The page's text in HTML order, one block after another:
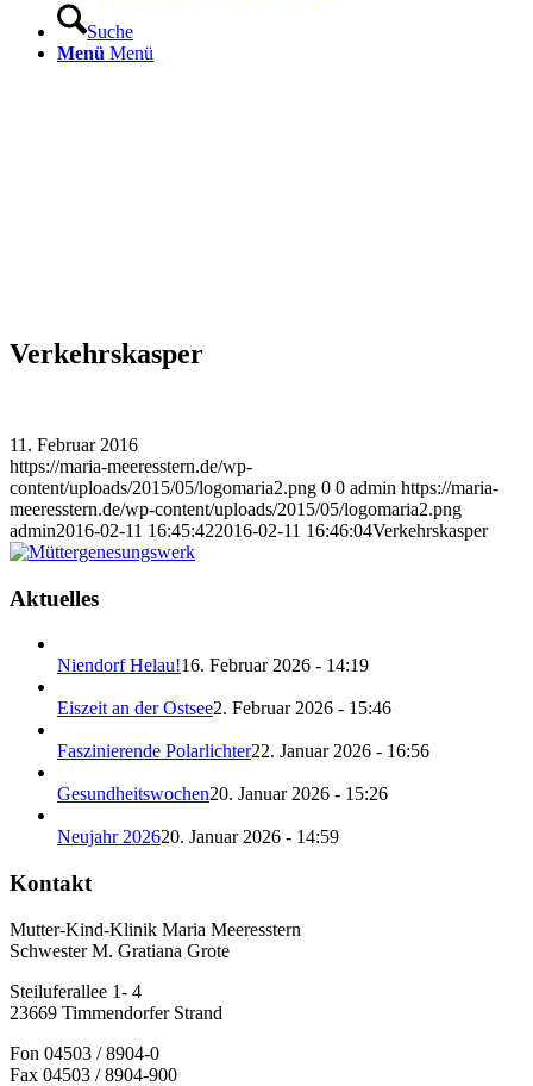
Suche
Menü Menü
Verkehrskasper
11. Februar 2016
https://maria-meeresstern.de/wp-
content/uploads/2015/05/logomaria2.png 0 0 admin https://maria-
meeresstern.de/wp-content/uploads/2015/05/logomaria2.png
admin2016-02-11 16:45:422016-02-11 16:46:04Verkehrskasper
Aktuelles
Niendorf Helau!16. Februar 2026 - 14:19
Eiszeit an der Ostsee2. Februar 2026 - 15:46
Faszinierende Polarlichter22. Januar 2026 - 16:56
Gesundheitswochen20. Januar 2026 - 15:26
Neujahr 202620. Januar 2026 - 14:59
Kontakt
Mutter-Kind-Klinik Maria Meeresstern
Schwester M. Gratiana Grote
Steiluferallee 1- 4
23669 Timmendorfer Strand
Fon 04503 / 8904-0
Fax 04503 / 8904-900